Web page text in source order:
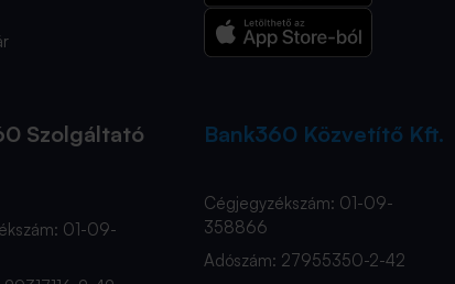
Szolgáltató
01-09-
Bank360 Közvetítő Kft.
Cégjegyzékszám: 01-09-
358866
Adószám: 27955350-2-42